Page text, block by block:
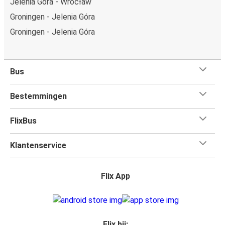
Groningen - Jelenia Góra
Groningen - Jelenia Góra
Bus
Bestemmingen
FlixBus
Klantenservice
Flix App